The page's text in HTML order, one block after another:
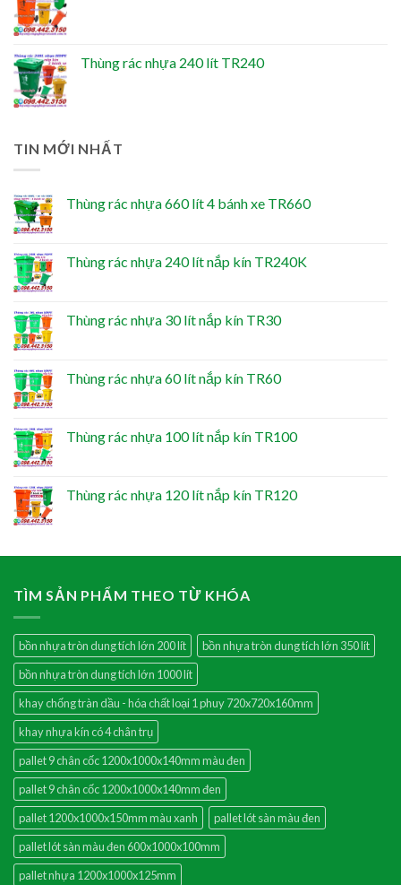
Thùng rác nhựa 240 lít TR240
TIN MỚI NHẤT
Thùng rác nhựa 660 lít 4 bánh xe TR660
Thùng rác nhựa 240 lít nắp kín TR240K
Thùng rác nhựa 30 lít nắp kín TR30
Thùng rác nhựa 60 lít nắp kín TR60
Thùng rác nhựa 100 lít nắp kín TR100
Thùng rác nhựa 120 lít nắp kín TR120
TÌM SẢN PHẨM THEO TỪ KHÓA
bồn nhựa tròn dung tích lớn 200 lít
bồn nhựa tròn dung tích lớn 350 lít
bồn nhựa tròn dung tích lớn 1000 lít
khay chống tràn dầu - hóa chất loại 1 phuy 720x720x160mm
khay nhựa kín có 4 chân trụ
pallet 9 chân cốc 1200x1000x140mm màu đen
pallet 9 chân cốc 1200x1000x140mm đen
pallet 1200x1000x150mm màu xanh
pallet lót sàn màu đen
pallet lót sàn màu đen 600x1000x100mm
pallet nhựa 1200x1000x125mm